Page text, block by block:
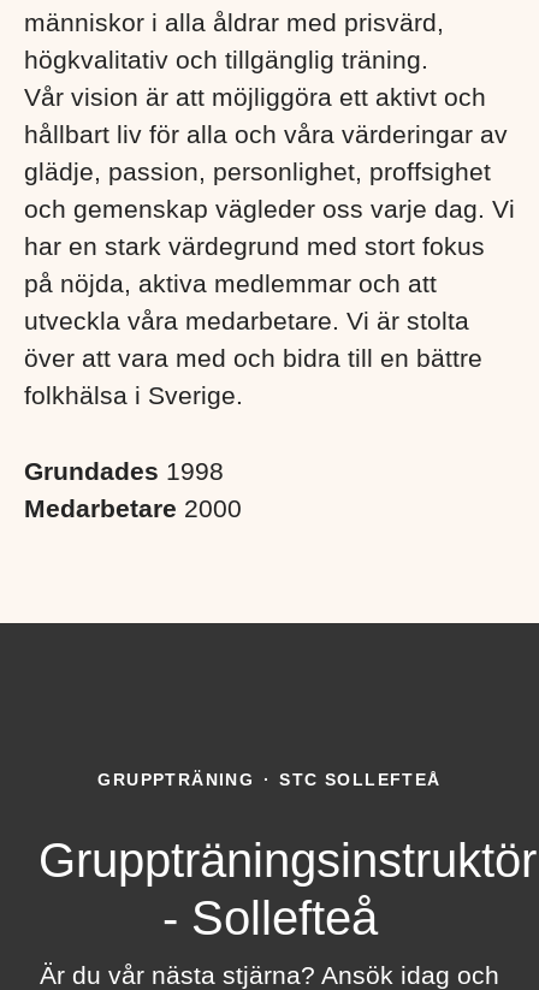
människor i alla åldrar med prisvärd,
högkvalitativ och tillgänglig träning.
Vår vision är att möjliggöra ett aktivt och
hållbart liv för alla och våra värderingar av
glädje, passion, personlighet, proffsighet
och gemenskap vägleder oss varje dag. Vi
har en stark värdegrund med stort fokus
på nöjda, aktiva medlemmar och att
utveckla våra medarbetare. Vi är stolta
över att vara med och bidra till en bättre
folkhälsa i Sverige. ​
Grundades 1998
Medarbetare 2000
GRUPPTRÄNING · STC SOLLEFTEÅ
Gruppträningsinstruktör
- Sollefteå
Är du vår nästa stjärna? Ansök idag och